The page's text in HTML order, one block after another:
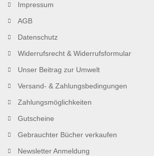
Impressum
AGB
Datenschutz
Widerrufsrecht & Widerrufsformular
Unser Beitrag zur Umwelt
Versand- & Zahlungsbedingungen
Zahlungsmöglichkeiten
Gutscheine
Gebrauchter Bücher verkaufen
Newsletter Anmeldung